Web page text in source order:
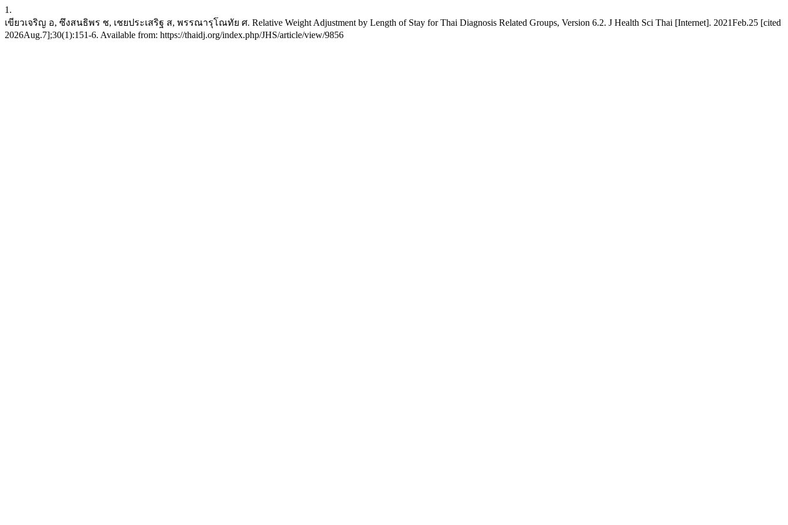
1.
เขียวเจริญ อ, ซึงสนธิพร ช, เชยประเสริฐ ส, พรรณารุโณทัย ศ. Relative Weight Adjustment by Length of Stay for Thai Diagnosis Related Groups, Version 6.2. J Health Sci Thai [Internet]. 2021Feb.25 [cited
2026Aug.7];30(1):151-6. Available from: https://thaidj.org/index.php/JHS/article/view/9856